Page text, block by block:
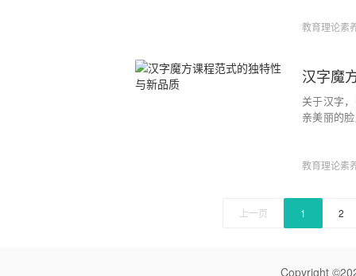
崇高。其
教育理论素
汉字魔
关于汉字
亲美丽的
上独树一
教育理论素
上一页 1 2
Copyright